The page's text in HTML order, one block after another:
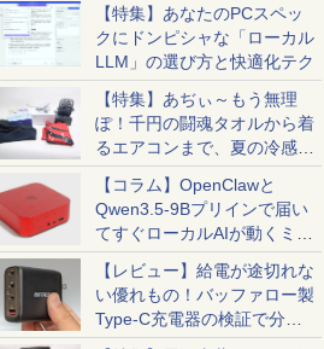
【特集】あなたのPCスペッ
クにドンピシャな「ローカル
LLM」の選び方と快適化テク
【特集】あぢぃ～もう無理
ぽ！千円の闘魂タオルから着
るエアコンまで、夏の冷感グ
ッズ一挙紹介
【コラム】OpenClawと
Qwen3.5-9Bプリインで届い
てすぐローカルAIが動くミニ
PC「SER9 Pro」
【レビュー】給電が途切れな
い優れもの！バッファロー製
Type-C充電器の検証で分か
ったこと